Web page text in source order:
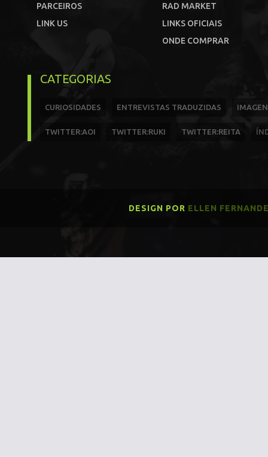
PARCEIROS
LINK US
RAD MARKET
LINKS OFICIAIS
ONDE COMPRAR
CATEGORIAS
CURIOSIDADES ENTREVISTAS TRADUZIDAS
TWITTER:AOI TWITTER:RUKI TWITTER:REITA
DESIGN POR ELLEN